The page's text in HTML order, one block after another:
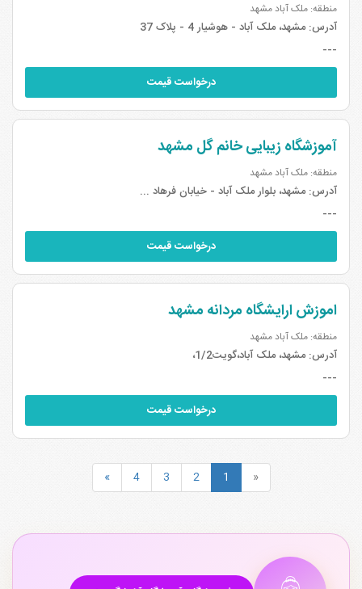
منطقه: ملک آباد مشهد
آدرس:مشهد، ملک آباد - هوشیار 4 - پلاک 37
---
درخواست قیمت
آموزشگاه زیبایی خانم گل مشهد
منطقه: ملک آباد مشهد
آدرس:مشهد، بلوار ملک آباد - خیابان فرهاد ...
---
درخواست قیمت
اموزش ارایشگاه مردانه مشهد
منطقه: ملک آباد مشهد
آدرس:مشهد، ملک آباد،گویت1/2،
---
درخواست قیمت
«
1
2
3
4
»